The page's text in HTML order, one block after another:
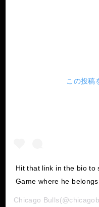
この投稿
Hit that link in the bio to
Game where he belongs.
Chicago Bulls